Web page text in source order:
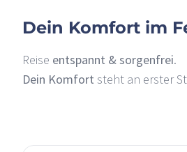
Dein Komfort im
Reise entspannt & sorgenfrei.
Dein Komfort steht an erster